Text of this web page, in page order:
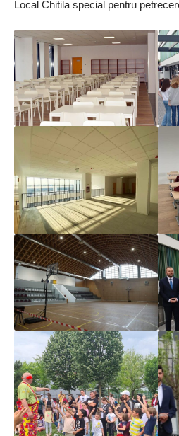
Local Chitila special pentru